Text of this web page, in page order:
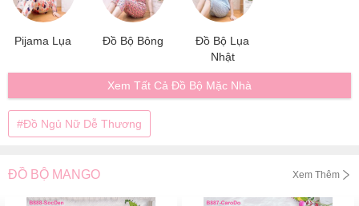
Pijama Lụa Đồ Bộ Bông
Đồ Bộ Lụa
Nhật
Xem Tất Cả Đồ Bộ Mặc Nhà
Đồ Ngủ Nữ Dễ Thương
ĐỒ BỘ MANGO Xem Thêm